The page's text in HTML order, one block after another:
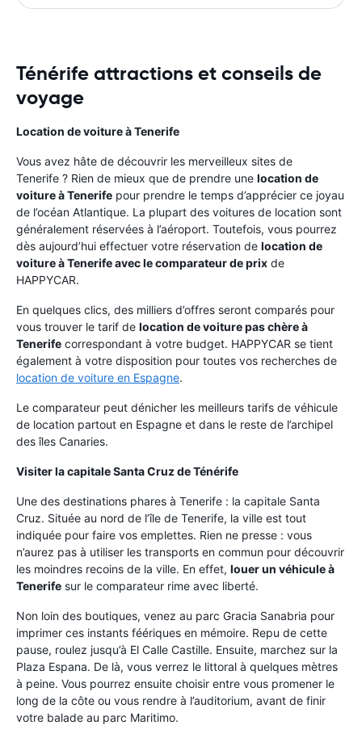
Ténérife attractions et conseils de
voyage
Location de voiture à Tenerife
Vous avez hâte de découvrir les merveilleux sites de
Tenerife ? Rien de mieux que de prendre une location de
voiture à Tenerife pour prendre le temps d’apprécier ce joyau
de l’océan Atlantique. La plupart des voitures de location sont
généralement réservées à l’aéroport. Toutefois, vous pourrez
dès aujourd’hui effectuer votre réservation de location de
voiture à Tenerife avec le comparateur de prix de
HAPPYCAR.
En quelques clics, des milliers d’offres seront comparés pour
vous trouver le tarif de location de voiture pas chère à
Tenerife correspondant à votre budget. HAPPYCAR se tient
également à votre disposition pour toutes vos recherches de
location de voiture en Espagne.
Le comparateur peut dénicher les meilleurs tarifs de véhicule
de location partout en Espagne et dans le reste de l’archipel
des îles Canaries.
Visiter la capitale Santa Cruz de Ténérife
Une des destinations phares à Tenerife : la capitale Santa
Cruz. Située au nord de l’île de Tenerife, la ville est tout
indiquée pour faire vos emplettes. Rien ne presse : vous
n’aurez pas à utiliser les transports en commun pour découvrir
les moindres recoins de la ville. En effet, louer un véhicule à
Tenerife sur le comparateur rime avec liberté.
Non loin des boutiques, venez au parc Gracia Sanabria pour
imprimer ces instants féériques en mémoire. Repu de cette
pause, roulez jusqu’à El Calle Castille. Ensuite, marchez sur la
Plaza Espana. De là, vous verrez le littoral à quelques mètres
à peine. Vous pourrez ensuite choisir entre vous promener le
long de la côte ou vous rendre à l’auditorium, avant de finir
votre balade au parc Maritimo.